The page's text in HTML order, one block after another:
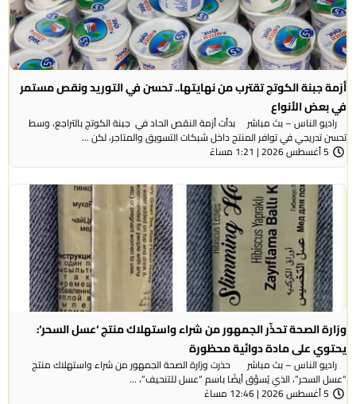
أزمة جبنة الكوتج تقترب من نهايتها.. تحسن في التوريد ونقص مستمر
في بعض الأنواع
راديو الناس – بث مباشر بدأت أزمة النقص الحاد في جبنة الكوتج بالتراجع، وسط
تحسن تدريجي في توافر المنتج داخل شبكات التسويق والمتاجر، لكن ...
5 أغسطس 2026 | 1:21 مساءً
وزارة الصحة تحذّر الجمهور من شراء واستهلاك منتج ‘عسل السحر‘:
يحتوي على مادة دوائية محظورة
راديو الناس – بث مباشر حذرت وزارة الصحة الجمهور من شراء واستهلاك منتج
“عسل السحر”، الذي يُسوَّق أيضًا باسم “عسل للتنحيف”، ...
5 أغسطس 2026 | 12:46 مساءً